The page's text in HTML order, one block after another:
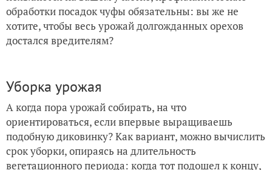
обработки посадок чуфы обязательны: вы же не
хотите, чтобы весь урожай долгожданных орехов
достался вредителям?
Уборка урожая
А когда пора урожай собирать, на что
ориентироваться, если впервые выращиваешь
подобную диковинку? Как вариант, можно вычислить
срок уборки, опираясь на длительность
вегетационного периода: когда тот подошел к концу,